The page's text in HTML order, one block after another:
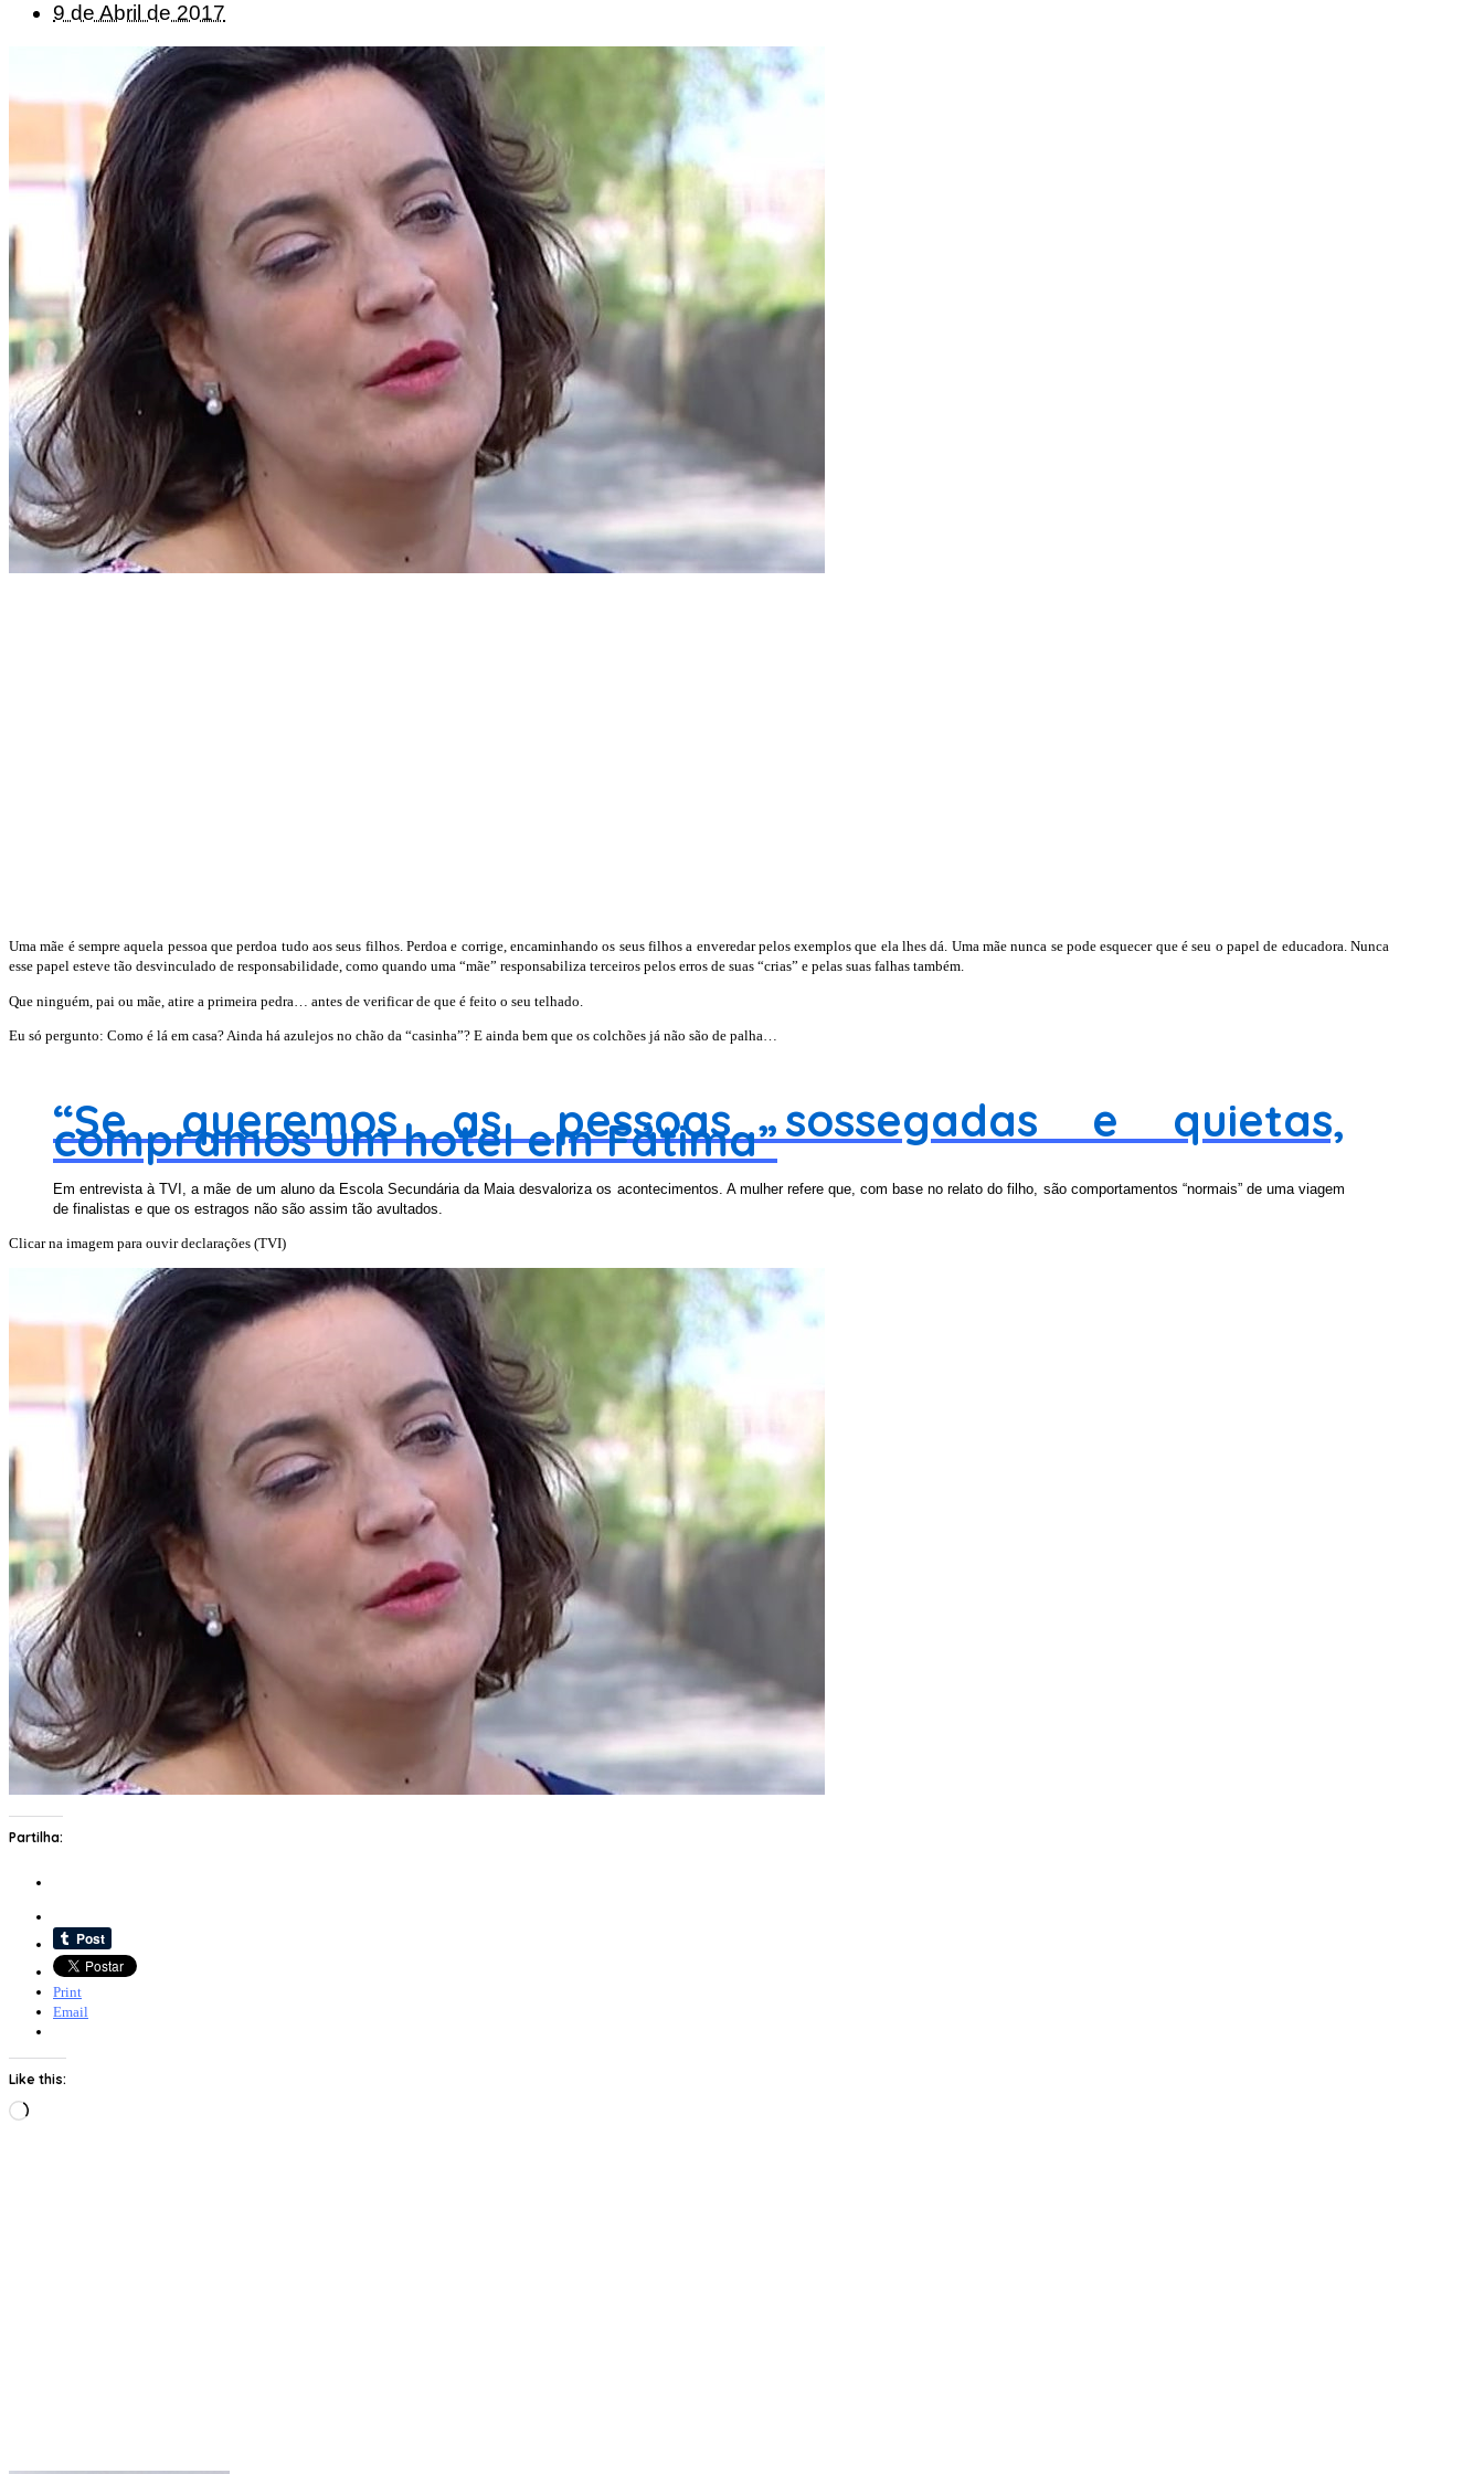
9 de Abril de 2017
Uma mãe é sempre aquela pessoa que perdoa tudo aos seus filhos. Perdoa e corrige, encaminhando os seus filhos a enveredar pelos exemplos que ela lhes dá. Uma mãe nunca se pode esquecer que é seu o papel de educadora. Nunca
esse papel esteve tão desvinculado de responsabilidade, como quando uma “mãe” responsabiliza terceiros pelos erros de suas “crias” e pelas suas falhas também.
Que ninguém, pai ou mãe, atire a primeira pedra… antes de verificar de que é feito o seu telhado.
Eu só pergunto: Como é lá em casa? Ainda há azulejos no chão da “casinha”? E ainda bem que os colchões já não são de palha…
“Se queremos as pessoas sossegadas e quietas,
compramos um hotel em Fátima”
Em entrevista à TVI, a mãe de um aluno da Escola Secundária da Maia desvaloriza os acontecimentos. A mulher refere que, com base no relato do filho, são comportamentos “normais” de uma viagem
de finalistas e que os estragos não são assim tão avultados.
Clicar na imagem para ouvir declarações (TVI)
Partilha:
Print
Email
Like this:
Loading…